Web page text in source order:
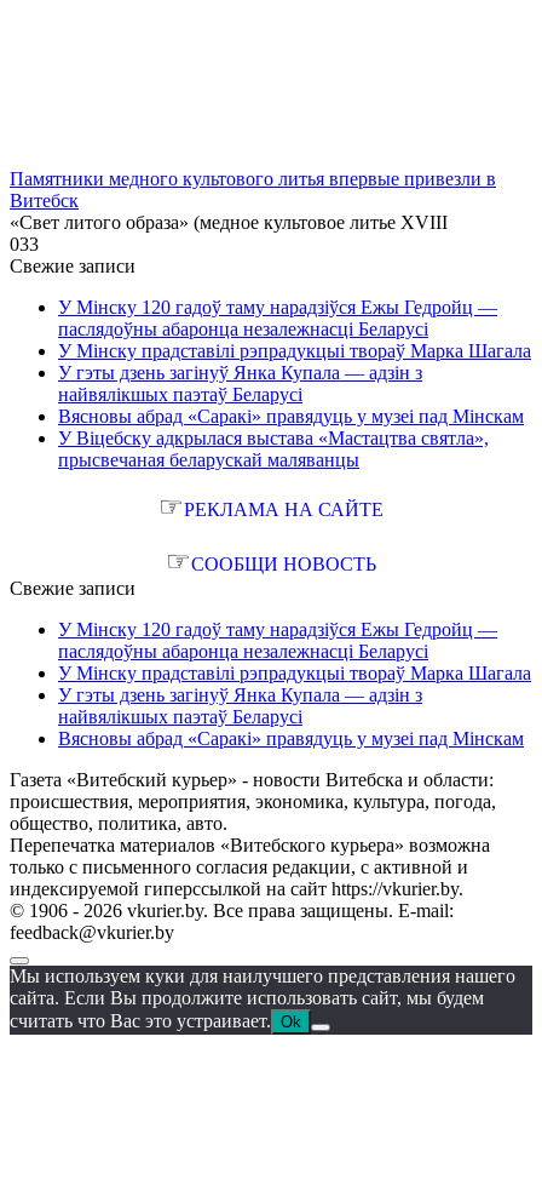
Памятники медного культового литья впервые привезли в
Витебск
«Свет литого образа» (медное культовое литье XVIII
033
Свежие записи
У Мінску 120 гадоў таму нарадзіўся Ежы Гедройц —
паслядоўны абаронца незалежнасці Беларусі
У Мінску прадставілі рэпрадукцыі твораў Марка Шагала
У гэты дзень загінуў Янка Купала — адзін з
найвялікшых паэтаў Беларусі
Вясновы абрад «Саракі» правядуць у музеі пад Мінскам
У Віцебску адкрылася выстава «Мастацтва святла»,
прысвечаная беларускай маляванцы
☞РЕКЛАМА НА САЙТЕ
☞СООБЩИ НОВОСТЬ
Свежие записи
У Мінску 120 гадоў таму нарадзіўся Ежы Гедройц —
паслядоўны абаронца незалежнасці Беларусі
У Мінску прадставілі рэпрадукцыі твораў Марка Шагала
У гэты дзень загінуў Янка Купала — адзін з
найвялікшых паэтаў Беларусі
Вясновы абрад «Саракі» правядуць у музеі пад Мінскам
Газета «Витебский курьер» - новости Витебска и области:
происшествия, мероприятия, экономика, культура, погода,
общество, политика, авто.
Перепечатка материалов «Витебского курьера» возможна
только с письменного согласия редакции, с активной и
индексируемой гиперссылкой на сайт https://vkurier.by.
© 1906 - 2026 vkurier.by. Все права защищены. E-mail:
feedback@vkurier.by
Мы используем куки для наилучшего представления нашего
сайта. Если Вы продолжите использовать сайт, мы будем
считать что Вас это устраивает. Ok